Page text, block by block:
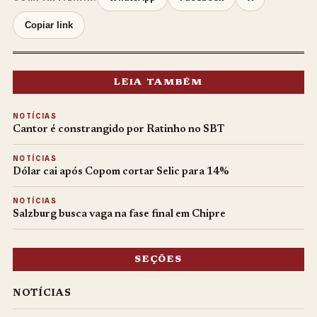
Copiar link
LEIA TAMBÉM
NOTÍCIAS
Cantor é constrangido por Ratinho no SBT
NOTÍCIAS
Dólar cai após Copom cortar Selic para 14%
NOTÍCIAS
Salzburg busca vaga na fase final em Chipre
SEÇÕES
NOTÍCIAS